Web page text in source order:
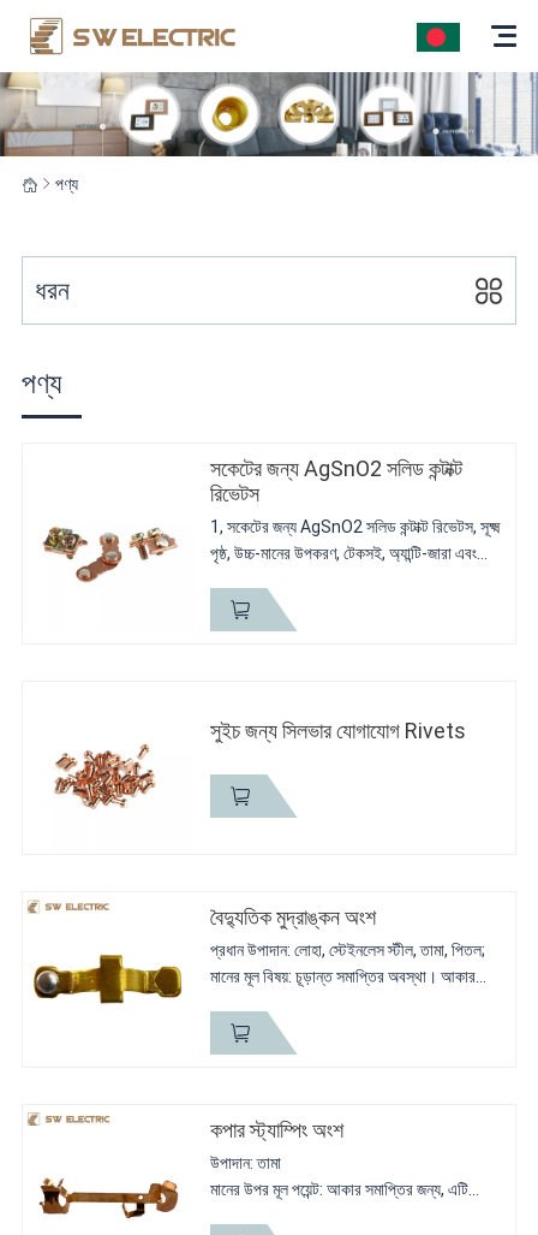
পণ্য
পণ্য
সকেটের জন্য AgSnO2 সলিড কন্টাক্ট
রিভেটস
1, সকেটের জন্য AgSnO2 সলিড কন্টাক্ট রিভেটস, সূক্ষ্ম
পৃষ্ঠ, উচ্চ-মানের উপকরণ, টেকসই, অ্যান্টি-জারা এবং
কন্টাক্ট রিভেটগুলি উন্নত প্রযুক্তি এবং প্রযুক্তি...
সুইচ জন্য সিলভার যোগাযোগ Rivets
বৈদ্যুতিক মুদ্রাঙ্কন অংশ
প্রধান উপাদান: লোহা, স্টেইনলেস স্টীল, তামা, পিতল;
মানের মূল বিষয়: চূড়ান্ত সমাপ্তির অবস্থা। আকার
সংক্ষিপ্ত বিবরণ: আমরা আপনার নমুনা&অঙ্কন থেকে
এটি অনুলিপি করব। খসড়া...
কপার স্ট্যাম্পিং অংশ
উপাদান: তামা
মানের উপর মূল পয়েন্ট: আকার সমাপ্তির জন্য, এটি
ধরন